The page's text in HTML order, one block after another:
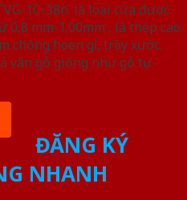
1C-38n. là loại cửa được
mm-1.00mm , là thép cao
chống hoen gỉ, trầy xước.
vân gỗ giống như gỗ tự
ĐĂNG KÝ
NHANH